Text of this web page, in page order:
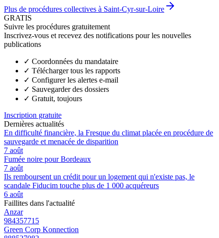
Plus de procédures collectives à Saint-Cyr-sur-Loire
GRATIS
Suivre les procédures gratuitement
Inscrivez-vous et recevez des notifications pour les nouvelles
publications
✓ Coordonnées du mandataire
✓ Télécharger tous les rapports
✓ Configurer les alertes e-mail
✓ Sauvegarder des dossiers
✓ Gratuit, toujours
Inscription gratuite
Dernières actualités
En difficulté financière, la Fresque du climat placée en procédure de
sauvegarde et menacée de disparition
7 août
Fumée noire pour Bordeaux
7 août
Ils remboursent un crédit pour un logement qui n'existe pas, le
scandale Fiducim touche plus de 1 000 acquéreurs
6 août
Faillites dans l'actualité
Anzar
984357715
Green Corp Konnection